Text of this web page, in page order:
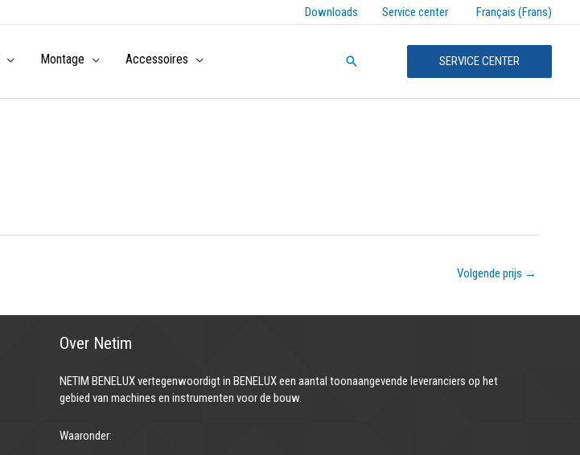
Downloads Service center Français (Frans)
Montage
Accessoires
Zoeken SERVICE CENTER
Volgende prijs →
Over Netim
NETIM BENELUX vertegenwoordigt in BENELUX een aantal toonaangevende leveranciers op het
gebied van machines en instrumenten voor de bouw.
Waaronder: